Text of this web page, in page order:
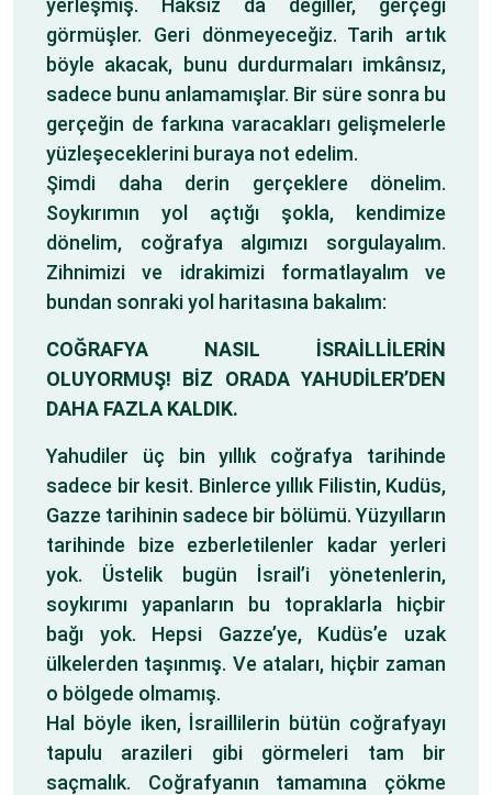
yerleşmiş. Haksız da değiller, gerçeği
görmüşler. Geri dönmeyeceğiz. Tarih artık
böyle akacak, bunu durdurmaları imkânsız,
sadece bunu anlamamışlar. Bir süre sonra bu
gerçeğin de farkına varacakları gelişmelerle
yüzleşeceklerini buraya not edelim.
Şimdi daha derin gerçeklere dönelim.
Soykırımın yol açtığı şokla, kendimize
dönelim, coğrafya algımızı sorgulayalım.
Zihnimizi ve idrakimizi formatlayalım ve
bundan sonraki yol haritasına bakalım:
COĞRAFYA NASIL İSRAİLLİLERİN
OLUYORMUŞ! BİZ ORADA YAHUDİLER’DEN
DAHA FAZLA KALDIK.
Yahudiler üç bin yıllık coğrafya tarihinde
sadece bir kesit. Binlerce yıllık Filistin, Kudüs,
Gazze tarihinin sadece bir bölümü. Yüzyılların
tarihinde bize ezberletilenler kadar yerleri
yok. Üstelik bugün İsrail’i yönetenlerin,
soykırımı yapanların bu topraklarla hiçbir
bağı yok. Hepsi Gazze’ye, Kudüs’e uzak
ülkelerden taşınmış. Ve ataları, hiçbir zaman
o bölgede olmamış.
Hal böyle iken, İsraillilerin bütün coğrafyayı
tapulu arazileri gibi görmeleri tam bir
saçmalık. Coğrafyanın tamamına çökme